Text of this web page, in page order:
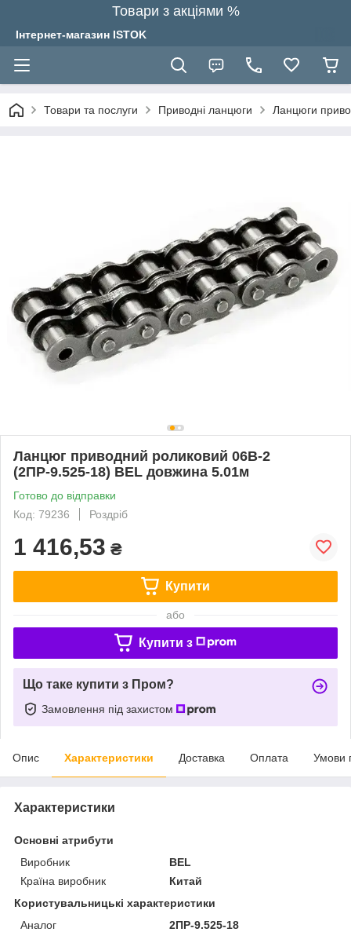
Товари з акціями %
Інтернет-магазин ISTOK
Товари та послуги Приводні ланцюги Ланцюги
Ланцюг приводний роликовий 06В-2
(2ПР-9.525-18) BEL довжина 5.01м
Готово до відправки
Код: 79236
Роздріб
1 416,53 ₴
Купити
або
Купити з
Що таке купити з Пром?
Замовлення під захистом
Опис Характеристики Доставка Оплата Умови
Характеристики
Основні атрибути
Виробник
BEL
Країна виробник
Китай
Користувальницькі характеристики
Аналог
2ПР-9.525-18